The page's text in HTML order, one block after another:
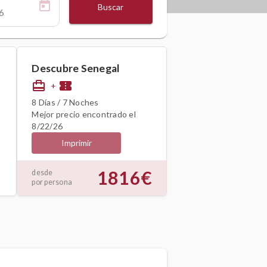
Buscar
Descubre Senegal
card_travel + confirmation_number
8 Días / 7 Noches
Mejor precio encontrado el
8/22/26
Imprimir
desde
por persona
1816€